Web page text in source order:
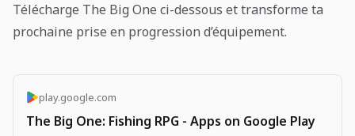
Télécharge The Big One ci-dessous et transforme ta
prochaine prise en progression d’équipement.
play.google.com
The Big One: Fishing RPG - Apps on Google Play